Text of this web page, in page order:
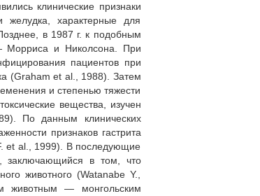
клинические признаки
желудка, характерные для
в 1987 г. к подобным
Морриса и Николсона. При
пациентов при
(Graham et al., 1988). Затем
и степенью тяжести
вещества, изучен
По данным клинических
признаков гастрита
et al., 1999). В последующие
заключающийся в том, что
животного (Watanabe Y.,
животным — монгольским